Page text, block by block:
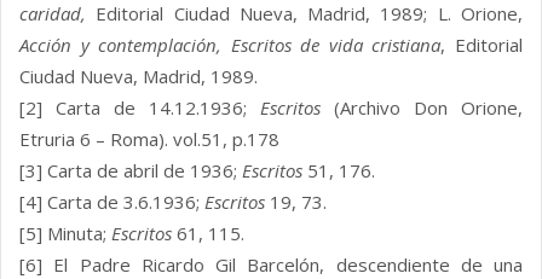
caridad, Editorial Ciudad Nueva, Madrid, 1989; L. Orione,
Acción y contemplación, Escritos de vida cristiana, Editorial
Ciudad Nueva, Madrid, 1989.
[2] Carta de 14.12.1936; Escritos (Archivo Don Orione,
Etruria 6 – Roma). vol.51, p.178
[3] Carta de abril de 1936; Escritos 51, 176.
[4] Carta de 3.6.1936; Escritos 19, 73.
[5] Minuta; Escritos 61, 115.
[6] El Padre Ricardo Gil Barcelón, descendiente de una